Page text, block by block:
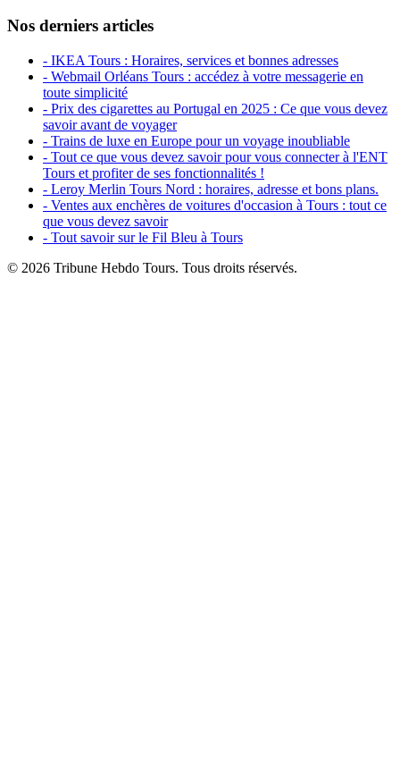
Nos derniers articles
- IKEA Tours : Horaires, services et bonnes adresses
- Webmail Orléans Tours : accédez à votre messagerie en
toute simplicité
- Prix des cigarettes au Portugal en 2025 : Ce que vous devez
savoir avant de voyager
- Trains de luxe en Europe pour un voyage inoubliable
- Tout ce que vous devez savoir pour vous connecter à l'ENT
Tours et profiter de ses fonctionnalités !
- Leroy Merlin Tours Nord : horaires, adresse et bons plans.
- Ventes aux enchères de voitures d'occasion à Tours : tout ce
que vous devez savoir
- Tout savoir sur le Fil Bleu à Tours
© 2026 Tribune Hebdo Tours. Tous droits réservés.